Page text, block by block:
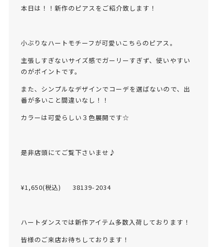
本日は！！新作のピアスをご紹介致します！
小ぶりなハートモチーフが可愛いこちらのピアス。
主張しすぎないサイズ感でガーリーすぎず、使いやすい
のがポイントです。
また、シンプルなデザインでコーデを選ばないので、出
番が多いこと間違いなし！！
カラーは可愛らしい３色展開です☆
是非店頭にてご覧下さいませ♪
¥1,650(税込) 38139-2034
ハートダンスでは新作アイテム多数入荷しております！
皆様のご来店お待ちしております！